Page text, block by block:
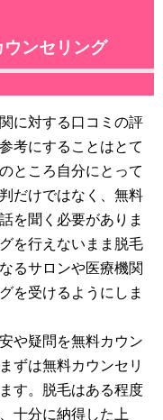
ンセリング
に対する口コミの評
考にすることはとて
ところ自分にとって
だけではなく、無料
を聞く必要がありま
を行えないまま脱毛
るサロンや医療機関
を受けるようにしま
や疑問を無料カウン
ずは無料カウンセリ
す。脱毛はある程度
十分に納得した上